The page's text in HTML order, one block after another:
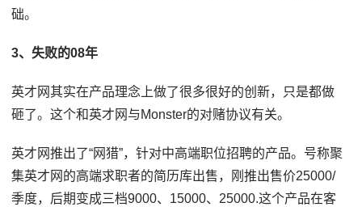
础。
3、失败的08年
英才网其实在产品理念上做了很多很好的创新，只是都做
砸了。这个和英才网与Monster的对赌协议有关。
英才网推出了“网猎”，针对中高端职位招聘的产品。号称聚
集英才网的高端求职者的简历库出售，刚推出售价25000/
季度，后期变成三档9000、15000、25000.这个产品在客